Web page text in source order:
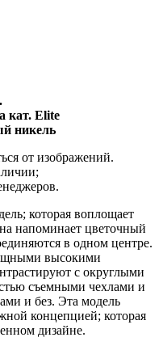
кат. Elite
никель
от изображений.
которая воплощает
напоминает цветочный
в одном центре.
высокими
с округлыми
съемными чехлами и
и без. Эта модель
концепцией; которая
дизайне.